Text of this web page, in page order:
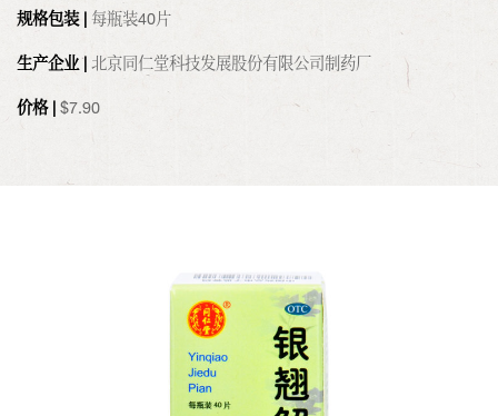
规格包装 | 每瓶装40片
生产企业 | 北京同仁堂科技发展股份有限公司制药厂
价格 | $7.90